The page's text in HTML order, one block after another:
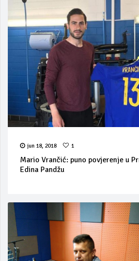
jun 18, 2018 1
Mario Vrančić: puno povjerenje u
Edina Pandžu